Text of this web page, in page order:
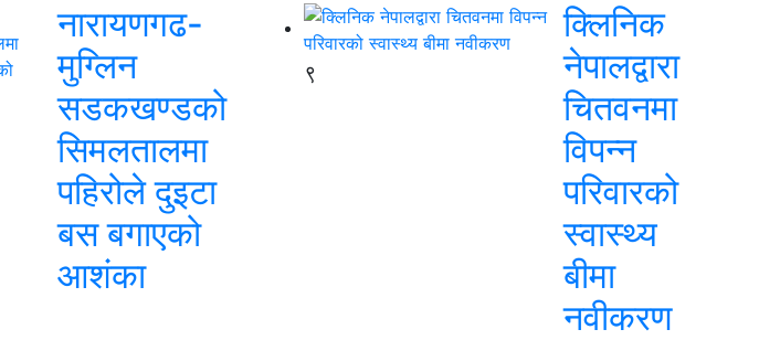
नारायणगढ-
मुग्लिन
सडकखण्डको
सिमलतालमा
पहिरोले दुइटा
बस बगाएको
आशंका
९
क्लिनिक
नेपालद्वारा
चितवनमा
विपन्न
परिवारको
स्वास्थ्य
बीमा
नवीकरण